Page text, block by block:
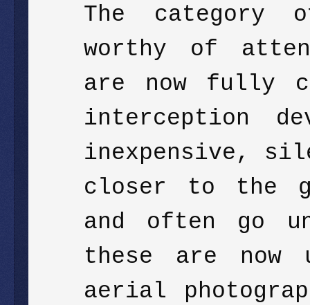
The category
worthy of
are now fully
interception
inexpensive,
closer to the
and often go
these are
aerial